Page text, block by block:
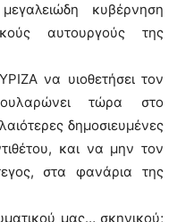
κυβέρνηση
αυτουργούς της
να υιοθετήσει τον
τώρα στο
δημοσιευμένες
και να μην τον
στα φανάρια της
μας… σκηνικού;